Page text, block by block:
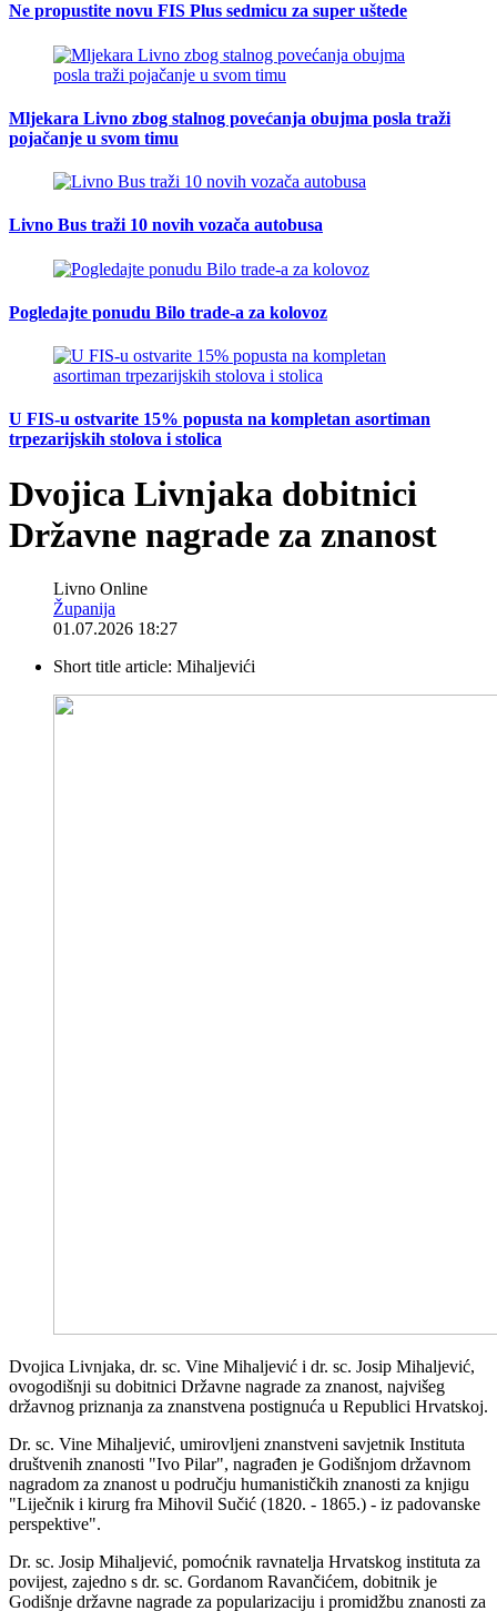
Ne propustite novu FIS Plus sedmicu za super uštede
Mljekara Livno zbog stalnog povećanja obujma posla traži
pojačanje u svom timu
Livno Bus traži 10 novih vozača autobusa
Pogledajte ponudu Bilo trade-a za kolovoz
U FIS-u ostvarite 15% popusta na kompletan asortiman
trpezarijskih stolova i stolica
Dvojica Livnjaka dobitnici
Državne nagrade za znanost
Livno Online
Županija
01.07.2026 18:27
Short title article: Mihaljevići
Dvojica Livnjaka, dr. sc. Vine Mihaljević i dr. sc. Josip Mihaljević,
ovogodišnji su dobitnici Državne nagrade za znanost, najvišeg
državnog priznanja za znanstvena postignuća u Republici Hrvatskoj.
Dr. sc. Vine Mihaljević, umirovljeni znanstveni savjetnik Instituta
društvenih znanosti "Ivo Pilar", nagrađen je Godišnjom državnom
nagradom za znanost u području humanističkih znanosti za knjigu
"Liječnik i kirurg fra Mihovil Sučić (1820. - 1865.) - iz padovanske
perspektive".
Dr. sc. Josip Mihaljević, pomoćnik ravnatelja Hrvatskog instituta za
povijest, zajedno s dr. sc. Gordanom Ravančićem, dobitnik je
Godišnje državne nagrade za popularizaciju i promidžbu znanosti za